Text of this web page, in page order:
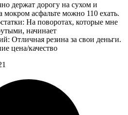
держат дорогу на сухом и
мокром асфальте можно 110 ехать.
На поворотах, которые мне
начинает
Отличная резина за свои деньги.
цена/качество